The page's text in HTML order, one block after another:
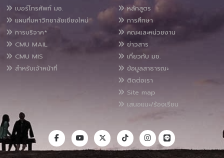
เบอร์โทรศัพท์ มช.
แผนที่มหาวิทยาลัยเชียงใหม่
การบริจาค*
CMU MAIL
CMU MIS
สำหรับเจ้าหน้าที่
หลักสูตร
การศึกษา
คณะและหน่วยงาน
ข่าวสาร
เกี่ยวกับ มช.
ข้อมูลสาธารณะ
ติดต่อเรา
Site map
เสนอแนะ/ร้องเรียน